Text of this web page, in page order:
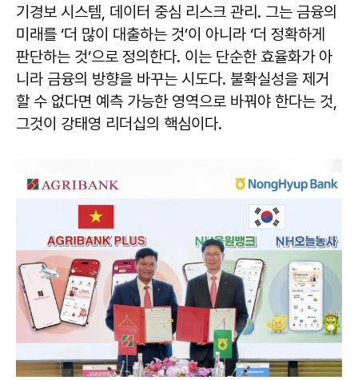
기경보 시스템, 데이터 중심 리스크 관리. 그는 금융의
미래를 ‘더 많이 대출하는 것’이 아니라 ‘더 정확하게
판단하는 것’으로 정의한다. 이는 단순한 효율화가 아
니라 금융의 방향을 바꾸는 시도다. 불확실성을 제거
할 수 없다면 예측 가능한 영역으로 바꿔야 한다는 것,
그것이 강태영 리더십의 핵심이다.